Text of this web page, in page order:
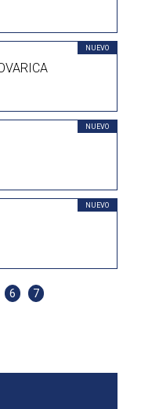
NUEVO
NUEVO
NUEVO
6 7